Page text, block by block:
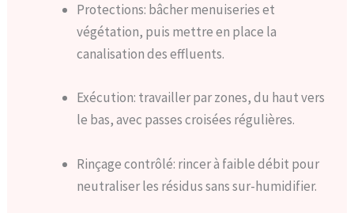
Protections: bâcher menuiseries et
végétation, puis mettre en place la
canalisation des effluents.
Exécution: travailler par zones, du haut vers
le bas, avec passes croisées régulières.
Rinçage contrôlé: rincer à faible débit pour
neutraliser les résidus sans sur-humidifier.